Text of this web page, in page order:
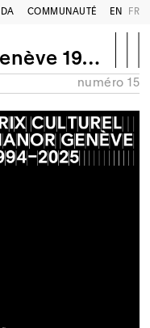
COMMUNAUTÉ EN FR
2025
numéro 15